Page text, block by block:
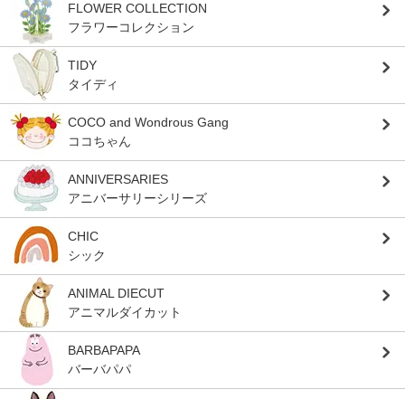
FLOWER COLLECTION
フラワーコレクション
TIDY
タイディ
COCO and Wondrous Gang
ココちゃん
ANNIVERSARIES
アニバーサリーシリーズ
CHIC
シック
ANIMAL DIECUT
アニマルダイカット
BARBAPAPA
バーバパパ